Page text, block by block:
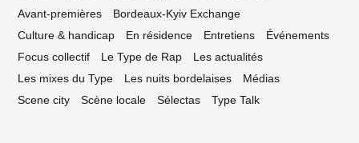
Avant-premières
Bordeaux-Kyiv Exchange
Culture & handicap
En résidence Entretiens
Événements
Focus collectif
Le Type de Rap
Les actualités
Les mixes du Type
Les nuits bordelaises
Médias
Scene city
Scène locale Sélectas Type Talk